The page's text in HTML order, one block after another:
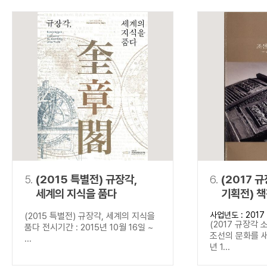
5. (2015 특별전) 규장각,
세계의 지식을 품다
(2015 특별전) 규장각, 세계의 지식을
품다 전시기간 : 2015년 10월 16일 ~
...
6. (2017 규
기획전)
새기다
사업년도 : 2017
(2017 규장각
조선의 문화를
년 1...